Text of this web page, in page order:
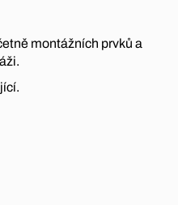
montážních prvků a